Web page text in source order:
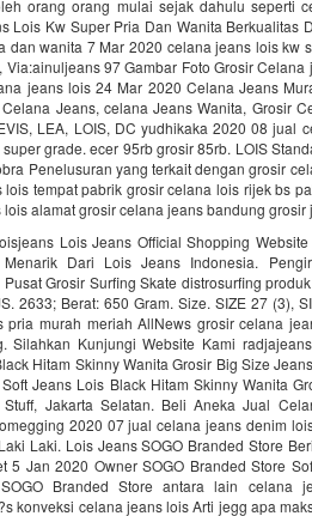
orang orang mulai sejak dahulu seperti
Lois Kw Super Pria Dan Wanita Berkualitas
dan wanita 7 Mar 2020 celana jeans lois kw
Via:ainuljeans 97 Gambar Foto Grosir
jeans lois 24 Mar 2020 Celana Jeans
Jeans, celana Jeans Wanita, Grosir
LEA, LOIS, DC yudhikaka 2020 08
grade. ecer 95rb grosir 85rb. LOIS
Penelusuran yang terkait dengan grosir
lois tempat pabrik grosir celana lois rijek bs
alamat grosir celana jeans bandung grosir
Lois Jeans Official Shopping
Dari Lois Jeans Indonesia.
Pusat Grosir Surfing Skate distrosurfing
2633; Berat: 650 Gram. Size. SIZE 27 (3),
pria murah meriah AllNews grosir celana
Silahkan Kunjungi Website Kami
Hitam Skinny Wanita Grosir Big Size
Jeans Lois Black Hitam Skinny Wanita
Jakarta Selatan. Beli Aneka Jual
2020 07 jual celana jeans denim
Laki. Lois Jeans SOGO Branded Store
5 Jan 2020 Owner SOGO Branded Store
Branded Store antara lain celana
konveksi celana jeans lois Arti jegg apa